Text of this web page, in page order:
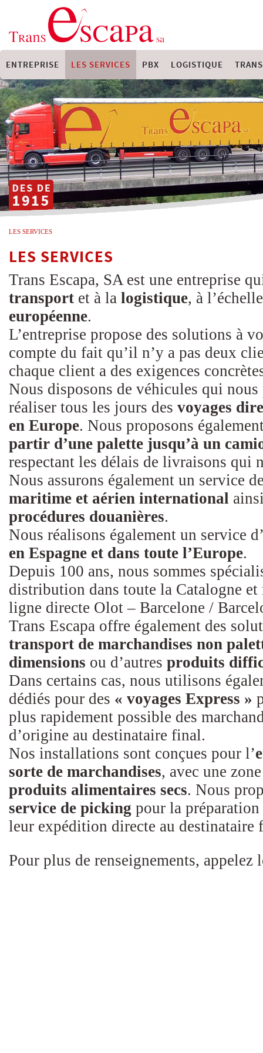
ENTREPRISE LES SERVICES PBX LOGISTIQUE
LES SERVICES
LES SERVICES
Trans Escapa, SA est une entreprise
transport et à la logistique, à
européenne.
L’entreprise propose des solutions à
compte du fait qu’il n’y a pas deux
chaque client a des exigences
Nous disposons de véhicules qui nous
réaliser tous les jours des voyages
en Europe. Nous proposons
partir d’une palette jusqu’à un
respectant les délais de livraisons qui
Nous assurons également un service
maritime et aérien international
procédures douanières.
Nous réalisons également un service
en Espagne et dans toute l’Europe.
Depuis 100 ans, nous sommes
distribution dans toute la Catalogne et
ligne directe Olot – Barcelone /
Trans Escapa offre également des
transport de marchandises non
dimensions ou d’autres produits
Dans certains cas, nous utilisons
dédiés pour des « voyages Express »
plus rapidement possible des
d’origine au destinataire final.
Nos installations sont conçues pour l’
sorte de marchandises, avec une
produits alimentaires secs. Nous
service de picking pour la préparation
leur expédition directe au
Pour plus de renseignements,